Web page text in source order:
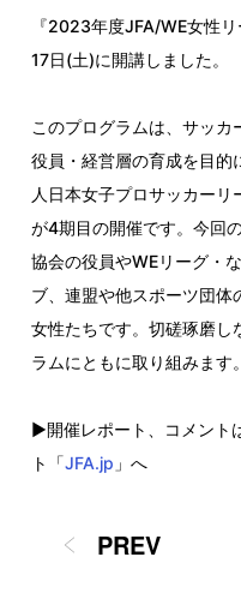
『2023年度JFA/WE女性
17日(土)に開講しました。
このプログラムは、サッ
役員・経営層の育成を目
人日本女子プロサッカー
が4期目の開催です。今回
協会の役員やWEリーグ・
ブ、連盟や他スポーツ団
女性たちです。切磋琢磨
ラムにともに取り組みます。
▶開催レポート、コメント
ト「JFA.jp 」へ
PREV